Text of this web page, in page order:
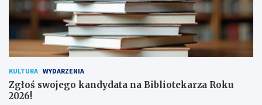
o
n
i
ó
w
KULTURA WYDARZENIA
Zgłoś swojego kandydata na Bibliotekarza Roku
2026!